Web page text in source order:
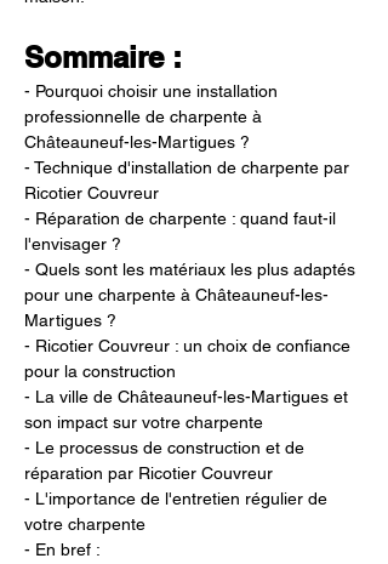
Sommaire :
- Pourquoi choisir une installation
professionnelle de charpente à
Châteauneuf-les-Martigues ?
- Technique d'installation de charpente par
Ricotier Couvreur
- Réparation de charpente : quand faut-il
l'envisager ?
- Quels sont les matériaux les plus adaptés
pour une charpente à Châteauneuf-les-
Martigues ?
- Ricotier Couvreur : un choix de confiance
pour la construction
- La ville de Châteauneuf-les-Martigues et
son impact sur votre charpente
- Le processus de construction et de
réparation par Ricotier Couvreur
- L'importance de l'entretien régulier de
votre charpente
- En bref :